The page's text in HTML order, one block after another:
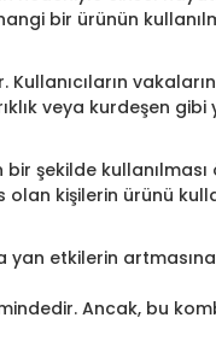
bir ürünün
veya kurdeşen
şekilde kullanılması
olan kişilerin ürünü
etkilerin
Ancak, bu